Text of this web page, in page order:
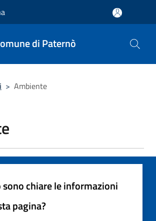
di Paternò
> Ambiente
sono chiare le informazioni
pagina?